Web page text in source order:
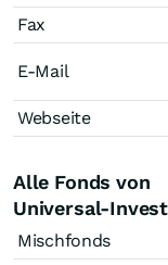
Fax
E-Mail
Webseite
Alle Fonds von
Universal-
Mischfonds